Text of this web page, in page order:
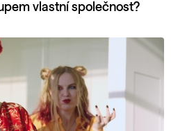
vlastní společnost?